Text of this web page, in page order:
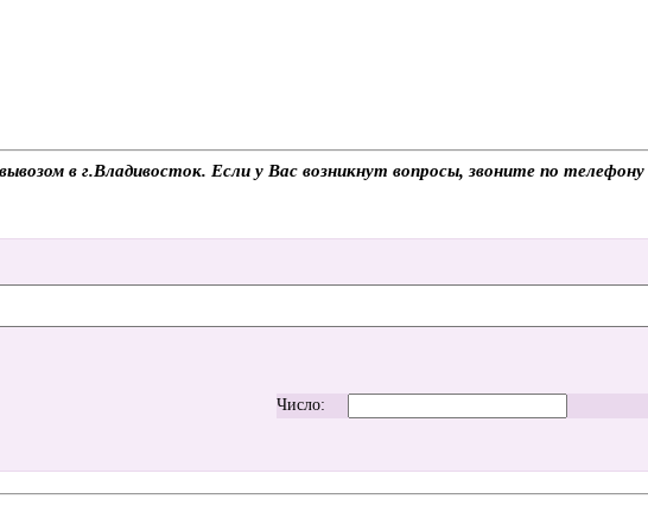
в г.Владивосток. Если у Вас возникнут вопросы, звоните по
Число: